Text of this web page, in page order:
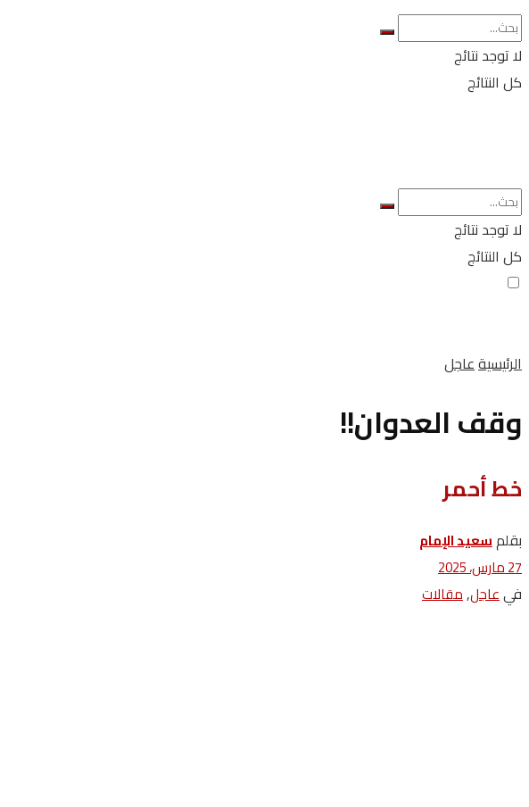
لا توجد نتائج
كل النتائج
لا توجد نتائج
كل النتائج
الرئيسيةعاجل
وقف العدوان!!
خط أحمر
بقلمسعيد الإمام
27 مارس، 2025
فيعاجل,مقالات